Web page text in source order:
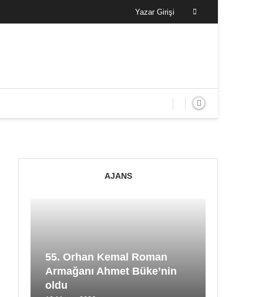
Yazar Girişi
AJANS
55. Orhan Kemal Roman
Armağanı Ahmet Büke’nin
oldu